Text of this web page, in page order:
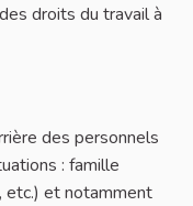
droits du travail à
des personnels
: famille
etc.) et notamment